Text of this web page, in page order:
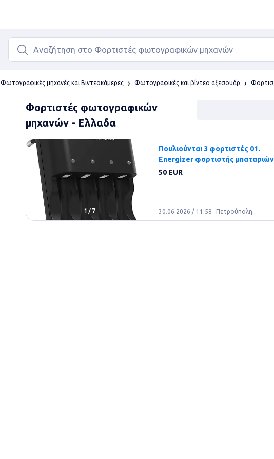
Φωτογραφικές μηχανές και Βιντεοκάμερες Φωτογραφικές και βίντεο αξεσουάρ
Φορτιστές φωτογραφικών
μηχανών - Ελλαδα
1 / 7
Πουλιούνται 3 φορτιστές 01.
Energizer φορτιστής
50 EUR
30.06.2026 / 11:58 Πετρούπολη